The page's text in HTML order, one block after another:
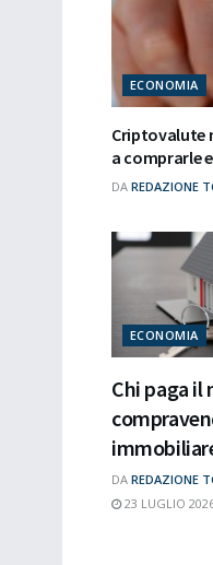
ECONOMIA
Criptovalute
a comprarle
DA REDAZIONE
ECONOMIA
Chi paga il
DA REDAZIONE
23 LUGLIO